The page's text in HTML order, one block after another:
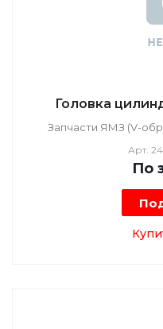
Головка
Запчасти ЯМЗ (V-
Арт.
По